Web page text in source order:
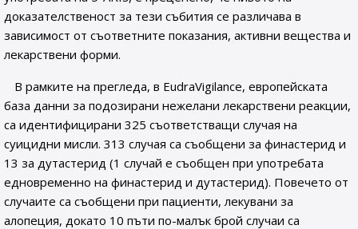
доказателственост за тези събития се различава в
зависимост от съответните показания, активни вещества и
лекарствени форми.
В рамките на прегледа, в EudraVigilance, европейската
база данни за подозирани нежелани лекарствени реакции,
са идентифицирани 325 съответстващи случая на
суицидни мисли. 313 случая са съобщени за финастерид и
13 за дутастерид (1 случай е съобщен при употребата
едновременно на финастерид и дутастерид). Повечето от
случаите са съобщени при пациенти, лекувани за
алопеция, докато 10 пъти по-малък брой случаи са